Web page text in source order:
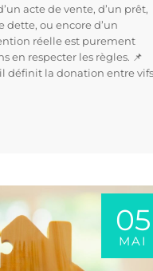
acte de vente, d’un prêt,
dette, ou encore d’un
réelle est purement
en respecter les règles. 📌
définit la donation entre vifs
05
MAI